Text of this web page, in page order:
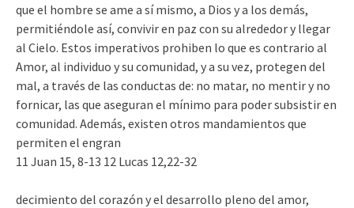
que el hombre se ame a sí mismo, a Dios y a los demás,
permitiéndole así, convivir en paz con su alrededor y llegar
al Cielo. Estos imperativos prohiben lo que es contrario al
Amor, al individuo y su comunidad, y a su vez, protegen del
mal, a través de las conductas de: no matar, no mentir y no
fornicar, las que aseguran el mínimo para poder subsistir en
comunidad. Además, existen otros mandamientos que
permiten el engran
11 Juan 15, 8-13 12 Lucas 12,22-32
decimiento del corazón y el desarrollo pleno del amor,